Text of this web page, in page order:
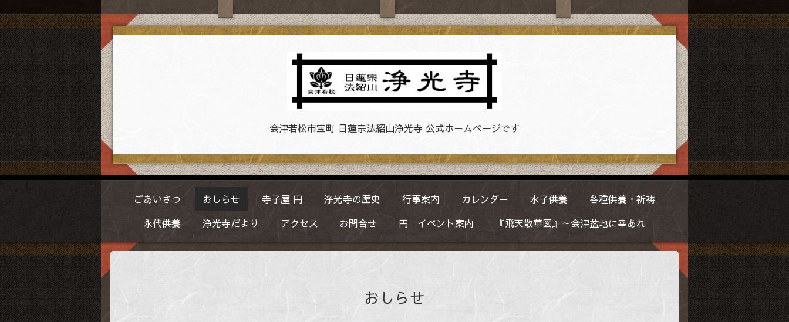
会津若松市宝町 日蓮宗法紹山浄光寺 公式ホームページです
ごあいさつ おしらせ 寺子屋 円 浄光寺の歴史 行事案内 カレンダー 水子供養
各種供養・祈祷
永代供養
浄光寺だより アクセス お問合せ 円 イベント案内 『飛天散華図』～会津盆地に幸あれ
おしらせ